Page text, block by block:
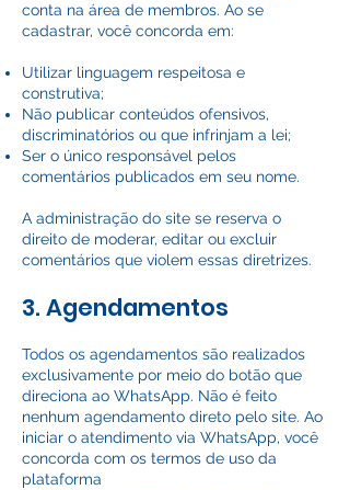
conta na área de membros. Ao se
cadastrar, você concorda em:
Utilizar linguagem respeitosa e
construtiva;
Não publicar conteúdos ofensivos,
discriminatórios ou que infrinjam a lei;
Ser o único responsável pelos
comentários publicados em seu nome.
A administração do site se reserva o
direito de moderar, editar ou excluir
comentários que violem essas diretrizes.
3. Agendamentos
Todos os agendamentos são realizados
exclusivamente por meio do botão que
direciona ao WhatsApp. Não é feito
nenhum agendamento direto pelo site. Ao
iniciar o atendimento via WhatsApp, você
concorda com os termos de uso da
plataforma